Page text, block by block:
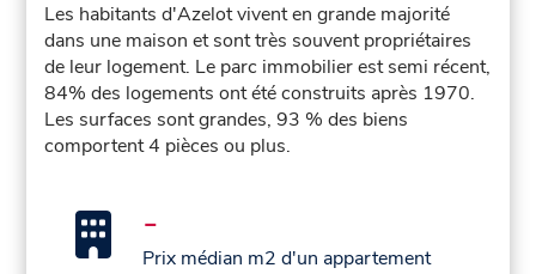
Les habitants d'Azelot vivent en grande majorité
dans une maison et sont très souvent propriétaires
de leur logement. Le parc immobilier est semi récent,
84% des logements ont été construits après 1970.
Les surfaces sont grandes, 93 % des biens
comportent 4 pièces ou plus.
-
Prix médian m2 d'un appartement